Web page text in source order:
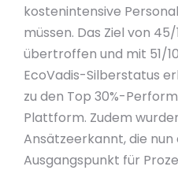
kostenintensive
müssen. Das Ziel von
übertroffen und mit 51/
EcoVadis-Silberstatus
zu den Top 30%-
Plattform. Zudem
Ansätzeerkannt, die nun
Ausgangspunkt für